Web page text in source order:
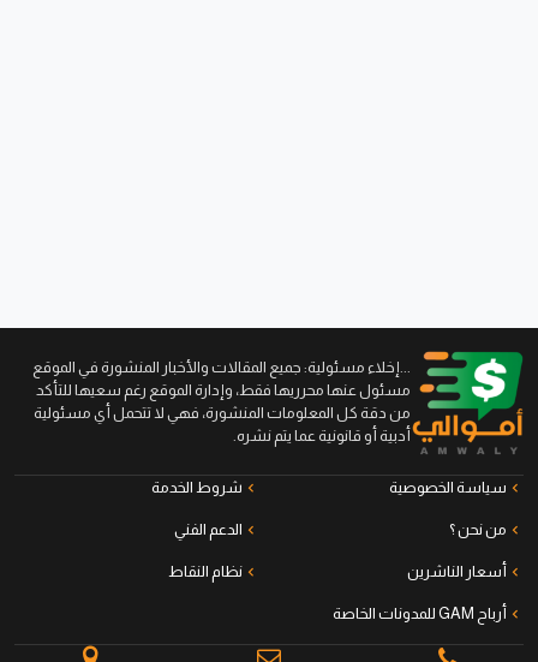
...إخلاء مسئولية: جميع المقالات والأخبار المنشورة في الموقع
مسئول عنها محرريها فقط، وإدارة الموقع رغم سعيها للتأكد
من دقة كل المعلومات المنشورة، فهي لا تتحمل أي مسئولية
أدبية أو قانونية عما يتم نشره.
سياسة الخصوصية شروط الخدمة
من نحن ؟ الدعم الفني
أسعار الناشرين نظام النقاط
أرباح GAM للمدونات الخاصة